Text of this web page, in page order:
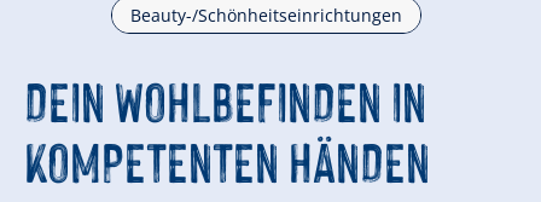
Beauty-/Schönheitseinrichtungen
DEIN WOHLBEFINDEN IN
KOMPETENTEN HÄNDEN